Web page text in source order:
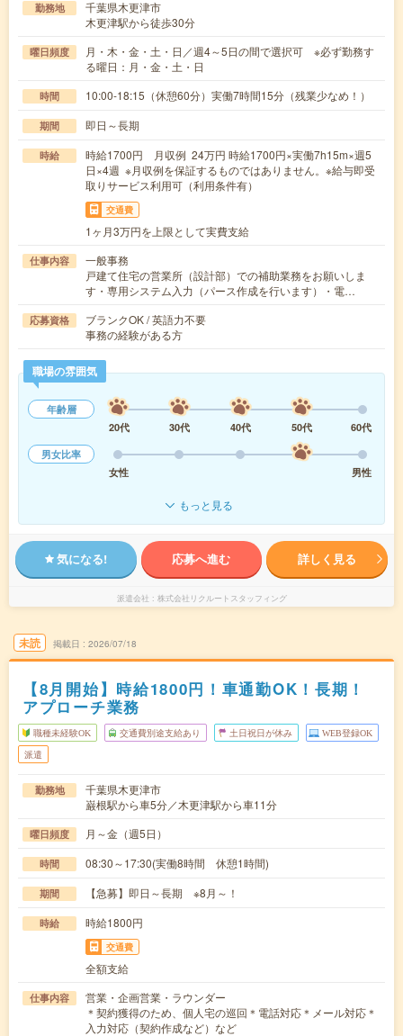
勤務地
千葉県木更津市
木更津駅から徒歩30分
曜日頻度
月・木・金・土・日／週4～5日の間で選択可 ※必ず勤務す
る曜日：月・金・土・日
時間 10:00-18:15（休憩60分）実働7時間15分（残業少なめ！）
期間 即日～長期
時給
時給1700円 月収例 24万円 時給1700円×実働7h15m×週5
日×4週 ※月収例を保証するものではありません。※給与即受
取りサービス利用可（利用条件有）
交通費
1ヶ月3万円を上限として実費支給
仕事内容
一般事務
戸建て住宅の営業所（設計部）での補助業務をお願いしま
す・専用システム入力（パース作成を行います）・電…
応募資格
ブランクOK / 英語力不要
事務の経験がある方
職場の雰囲気
年齢層
20代
30代 40代 50代
60代
男女比率
女性
男性
もっと見る
気になる! 応募へ進む 詳しく見る
派遣会社 株式会社リクルートスタッフィング
未読 掲載日 2026/07/18
【8月開始】時給1800円！車通勤OK！長期！
アプローチ業務
職種未経験OK 交通費別途支給あり 土日祝日が休み WEB登録OK
派遣
勤務地
千葉県木更津市
巌根駅から車5分／木更津駅から車11分
曜日頻度 月～金（週5日）
時間 08:30～17:30(実働8時間 休憩1時間)
期間 【急募】即日～長期 ※8月～！
時給 時給1800円
交通費
全額支給
仕事内容
営業・企画営業・ラウンダー
＊契約獲得のため、個人宅の巡回＊電話対応＊メール対応＊
入力対応（契約作成など）など